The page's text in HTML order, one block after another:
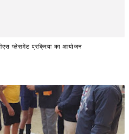
प्लेसमेंट प्रक्रिया का आयोजन